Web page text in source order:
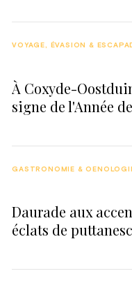
À Coxyde-
signe de l'Année
VOYAGE, ÉVASION &
Daurade aux
éclats de
GASTRONOMIE &